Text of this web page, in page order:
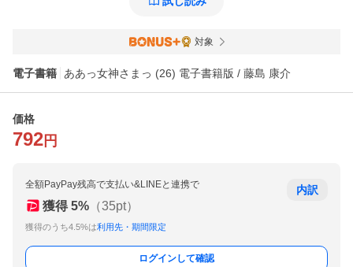
対象
電子書籍 ああっ女神さまっ (26) 電子書籍版 / 藤島 康介
価格
792 円
全額PayPay残高で支払い&LINEと連携で
獲得 5% （35pt）
獲得のうち4.5%は利用先・期間限定
内訳
ログインして確認